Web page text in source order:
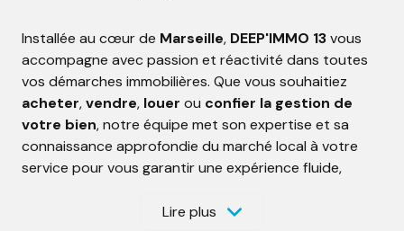
Installée au cœur de Marseille, DEEP'IMMO 13vous
accompagne avec passion et réactivité dans toutes
vos démarches immobilières. Que vous souhaitiez
acheter,vendre, louer ou confier la gestion de
votre bien, notre équipe met son expertise et sa
connaissance approfondie du marché local à votre
service pour vous garantir une expérience fluide,
Lire plus